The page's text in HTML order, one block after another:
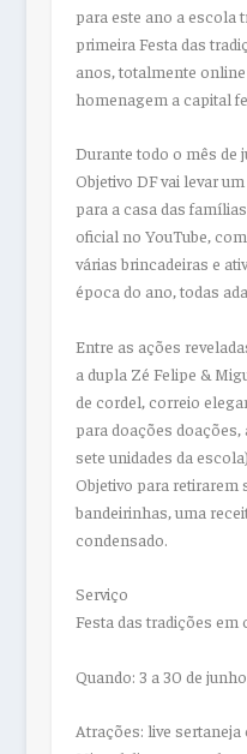
para este ano a escola
primeira Festa das
anos, totalmente
homenagem a capital
Durante todo o mês de
Objetivo DF vai levar
para a casa das
oficial no YouTube,
várias brincadeiras e
época do ano, todas
Entre as ações
a dupla Zé Felipe &
de cordel, correio
para doações doações,
sete unidades da
Objetivo para retirarem
bandeirinhas, uma
condensado.
Serviço
Festa das tradições
Quando: 3 a 30 de junho
Atrações: live sertaneja